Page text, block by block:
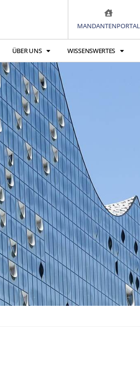
MANDANTENPORTAL
ÜBER UNS WISSENSWERTES